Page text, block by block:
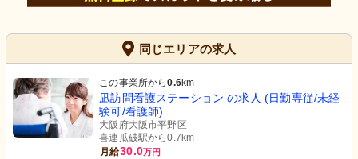
同じエリアの求人
この事業所から0.6km
凪訪問看護ステーション の求人 (日勤専従/未経
験可/看護師)
大阪府大阪市平野区
喜連瓜破駅から0.7km
月給30.0万円